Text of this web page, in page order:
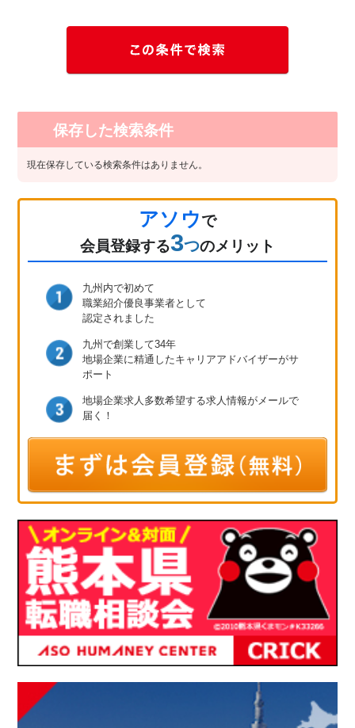
保存した検索条件
現在保存している検索条件はありません。
アソウで
会員登録する3つのメリット
九州内で初めて
職業紹介優良事業者として
認定されました
九州で創業して34年
地場企業に精通したキャリアアドバイザーがサ
ポート
地場企業求人多数希望する求人情報がメールで
届く！